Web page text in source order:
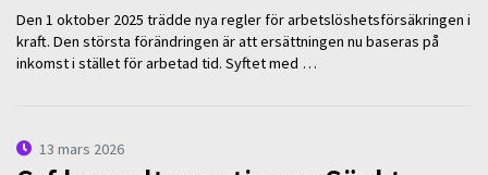
Den 1 oktober 2025 trädde nya regler för arbetslöshetsförsäkringen i
kraft. Den största förändringen är att ersättningen nu baseras på
inkomst i stället för arbetad tid. Syftet med …
13 mars 2026